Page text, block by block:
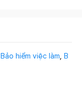
Bảo hiểm việc làm B